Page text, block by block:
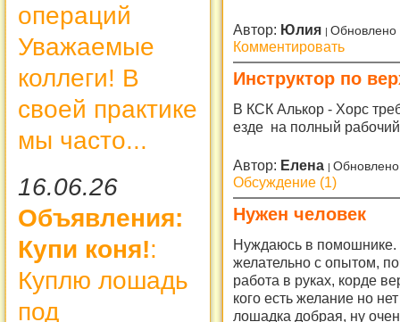
операций
Уважаемые
коллеги! В
своей практике
мы часто...
16.06.26
Объявления:
Купи коня!:
Куплю лошадь
под
Автор: Юлия Обновлено
Комментировать
Инструктор по
В КСК Алькор - Хорс
езде на полный
Автор: Елена
Обсуждение (1)
Нужен человек
Нуждаюсь в помошнике.
желательно с опытом,
работа в руках, корде
кого есть желание но
лошадка добрая, ну